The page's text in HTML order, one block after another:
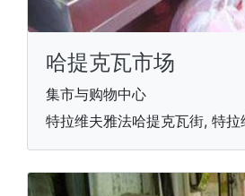
哈提克瓦市场
集市与购物中心
特拉维夫雅法哈提克瓦街, 特